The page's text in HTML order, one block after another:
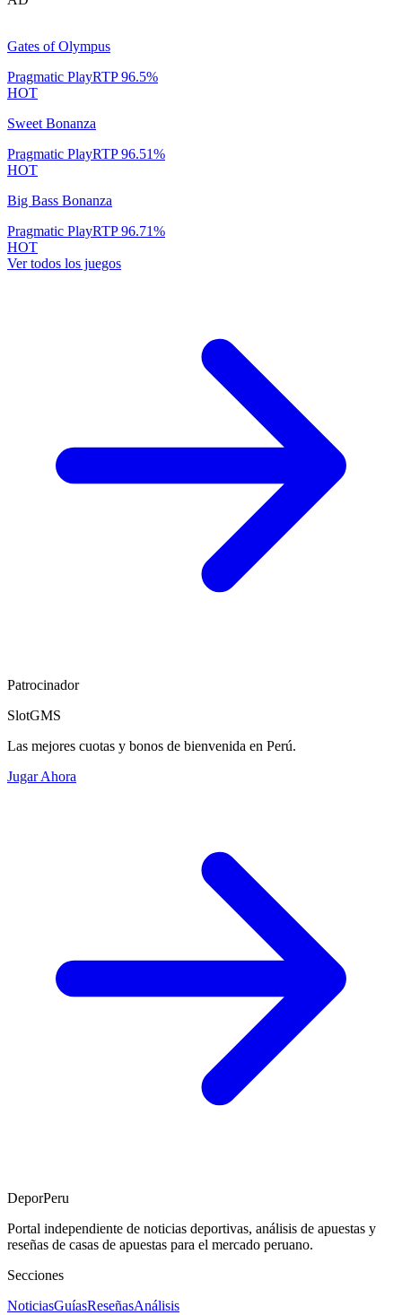
Gates of Olympus
Pragmatic PlayRTP96.5%
HOT
Sweet Bonanza
Pragmatic PlayRTP96.51%
HOT
Big Bass Bonanza
Pragmatic PlayRTP96.71%
HOT
Ver todos los juegos
Patrocinador
SlotGMS
Las mejores cuotas y bonos de bienvenida en Perú.
Jugar Ahora
DeporPeru
Portal independiente de noticias deportivas, análisis de apuestas y
reseñas de casas de apuestas para el mercado peruano.
Secciones
NoticiasGuíasReseñasAnálisis